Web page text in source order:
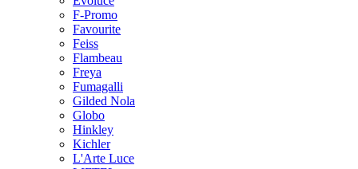
F-Promo
Favourite
Feiss
Flambeau
Freya
Fumagalli
Gilded Nola
Globo
Hinkley
Kichler
L'Arte Luce